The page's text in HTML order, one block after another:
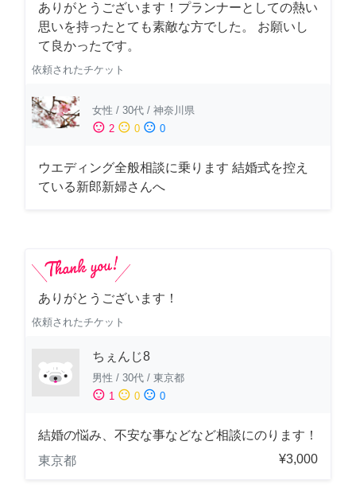
ありがとうございます！プランナーとしての熱い
思いを持ったとても素敵な方でした。 お願いし
て良かったです。
依頼されたチケット
女性 / 30代 / 神奈川県
sentiment_satisfied 2 sentiment_neutral 0 sentiment_dissatisfied 0
ウエディング全般相談に乗ります 結婚式を控え
ている新郎新婦さんへ
ありがとうございます！
依頼されたチケット
ちぇんじ8
男性 / 30代 / 東京都
sentiment_satisfied 1 sentiment_neutral 0 sentiment_dissatisfied 0
結婚の悩み、不安な事などなど相談にのります！
東京都
¥3,000